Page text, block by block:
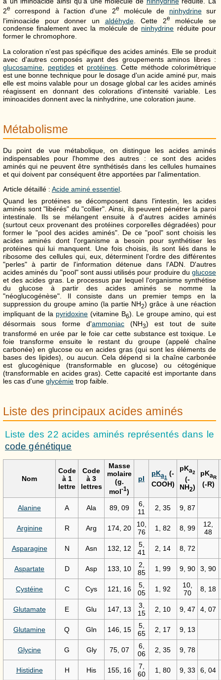
2e correspond à l'action d'une 2e molécule de ninhydrinesur
l'iminoacide pour donner un aldéhyde. Cette 2e
molécule se
condense finalement avec la molécule de ninhydrine réduite pour
former le chromophore.
La coloration n'est pas spécifique des acides aminés. Elle se produit
avec d'autres composés ayant des groupements aminos libres :
glucosamine
peptideset protéines. Cette méthode colorimétrique
est une bonne technique pour le dosage d'un acide aminé pur, mais
elle est moins valable pour un dosage global car les acides aminés
réagissent en donnant des colorations d'intensité variable. Les
iminoacides donnent avec la ninhydrine, une coloration jaune.
Métabolisme
Du point de vue métabolique, on distingue les acides aminés
indispensables pour l'homme des autres : ce sont des acides
aminés qui ne peuvent être synthétisés dans les cellules humaines
et qui doivent par conséquent être apportées par l'alimentation.
Article détaillé : Acide aminé essentiel
Quand les protéines se décomposent dans l'intestin, les acides
aminés sont "libérés" du "collier". Ainsi, ils peuvent pénétrer la paroi
intestinale. Ils se mélangent ensuite à d'autres acides aminés
(surtout ceux provenant des protéines corporelles dégradées) pour
former le "pool des acides aminés". De ce "pool" sont choisis les
acides aminés dont l'organisme a besoin pour synthétiser les
protéines qui lui manquent. Une fois choisis, ils sont liés dans le
ribosome des cellules qui, eux, déterminent l'ordre des différentes
"perles" à partir de l'information détenue dans l'ADN. D'autres
acides aminés du "pool" sont aussi utilisés pour produire du glucose
et desacides gras. Le processus par lequel l'organisme synthétise
du glucose à partir des acides aminés se nomme la
"néoglucogénèse". Il consiste dans un premier temps en la
suppression du groupe amino (la partie NH2) grâce à une réaction
impliquant de la pyridoxine (vitamine B6). Le groupe amino, qui est
désormais sous forme d'ammoniac (NH3) est tout de suite
transformé en urée par le foie car cette substance est toxique. Le
foie transforme ensuite le restant du groupe (appelé chaîne
carbonée) en glucose ou en acides gras (qui sont les éléments de
bases des lipides), ou aucun. Cela dépend si la chaîne carbonée
est glucogénique (transformable en glucose) ou cétogénique
(transformable en acides gras). Cette capacité est importante dans
les cas d'une glycémie trop faible.
Liste des principaux acides aminés
Liste des 22 acides aminés représentés dans le
code génétique
Nom
Code
à 1
lettre
Code
à 3
lettres
Masse
molaire
(g.
mol-1)
pI
pKa1
(-
COOH)
pKa2
(-
NH2)
pKaR
(-R)
Alanine A Ala 89, 09
6,
11
2, 35 9, 87
Arginine R Arg 174, 20
10,
76
1, 82 8, 99
12,
48
Asparagine N Asn 132, 12
5,
41
2, 14 8, 72
Aspartate D Asp 133, 10
2,
85
1, 99 9, 90 3, 90
Cystéine C Cys 121, 16
5,
05
1, 92
10,
70
8, 18
Glutamate E Glu 147, 13
3,
15
2, 10 9, 47 4, 07
Glutamine Q Gln 146, 15
5,
65
2, 17 9, 13
Glycine G Gly 75, 07
6,
06
2, 35 9, 78
Histidine H His 155, 16
7,
60
1, 80 9, 33 6, 04